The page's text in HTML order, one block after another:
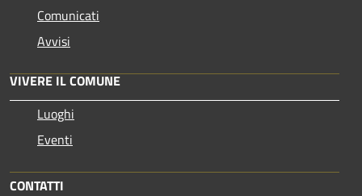
Comunicati
Avvisi
VIVERE IL COMUNE
Luoghi
Eventi
CONTATTI